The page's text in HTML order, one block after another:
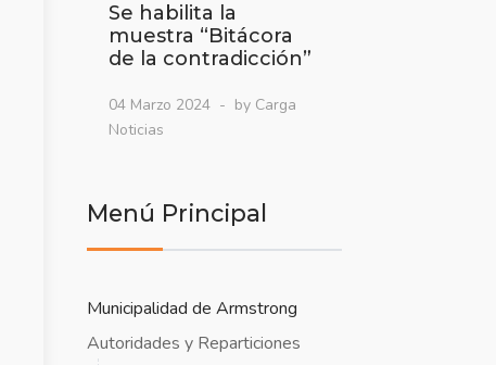
Se habilita la
muestra “Bitácora
de la contradicción”
04 Marzo 2024
by Carga
Noticias
Menú Principal
Municipalidad de Armstrong
Autoridades y Reparticiones